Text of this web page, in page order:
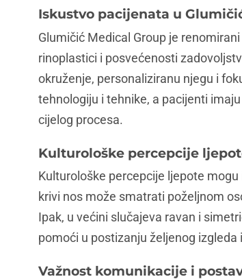
Iskustvo pacijenata u
Glumičić Medical Group je
rinoplastici i posvećenosti
okruženje, personaliziranu njegu i
tehnologiju i tehnike, a pacijenti
cijelog procesa.
Kulturološke percepcije
Kulturološke percepcije ljepote
krivi nos može smatrati poželjnom
Ipak, u većini slučajeva ravan i
pomoći u postizanju željenog
Važnost komunikacije i